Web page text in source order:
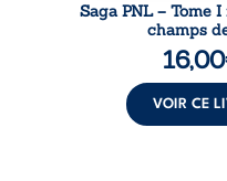
Saga PNL – Tome I
champs
16,00
VOIR CE